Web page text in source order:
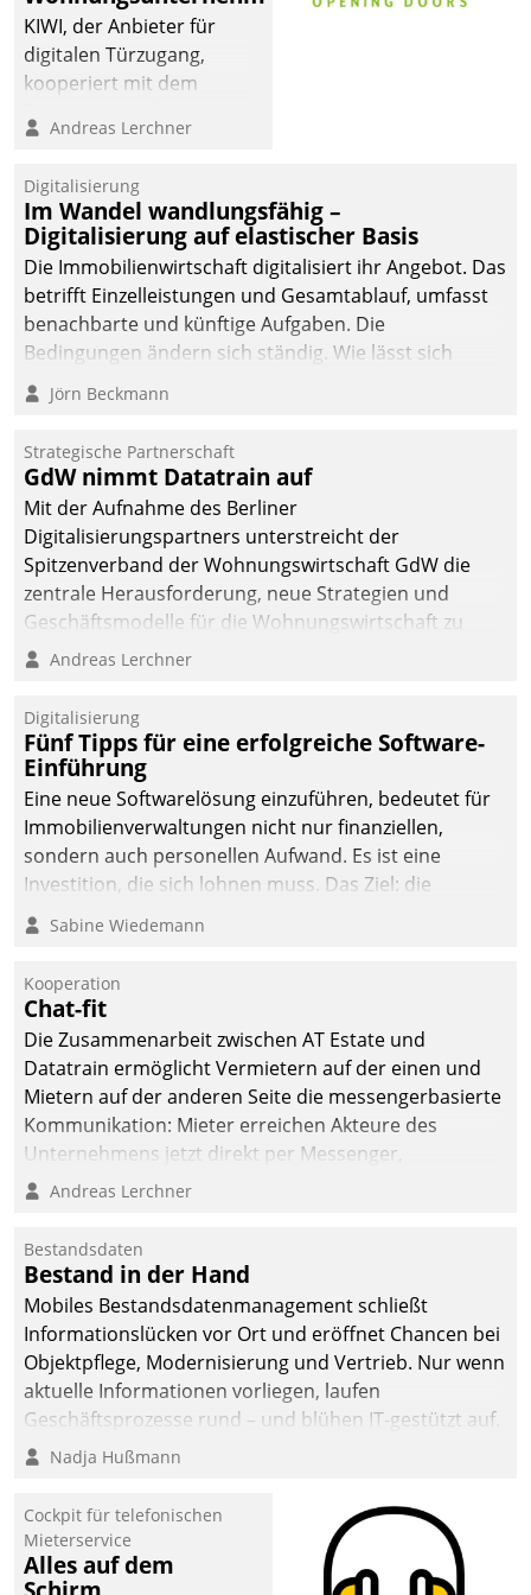
KIWI, der Anbieter für
digitalen Türzugang,
kooperiert mit dem
Softwareentwicklungshaus
Andreas Lerchner
Digitalisierung
Im Wandel wandlungsfähig –
Digitalisierung auf elastischer Basis
Die Immobilienwirtschaft digitalisiert ihr Angebot. Das
betrifft Einzelleistungen und Gesamtablauf, umfasst
benachbarte und künftige Aufgaben. Die
Bedingungen ändern sich ständig. Wie lässt sich
technisch die Kontrolle wahren und zugleich Freiraum
fürs Wachsen öffnen?
Jörn Beckmann
Strategische Partnerschaft
GdW nimmt Datatrain auf
Mit der Aufnahme des Berliner
Digitalisierungspartners unterstreicht der
Spitzenverband der Wohnungswirtschaft GdW die
zentrale Herausforderung, neue Strategien und
Geschäftsmodelle für die Wohnungswirtschaft zu
entwickeln.
Andreas Lerchner
Digitalisierung
Fünf Tipps für eine erfolgreiche Software-
Einführung
Eine neue Softwarelösung einzuführen, bedeutet für
Immobilienverwaltungen nicht nur finanziellen,
sondern auch personellen Aufwand. Es ist eine
Investition, die sich lohnen muss. Das Ziel: die
nachhaltige Optimierung der Geschäftsabläufe. Damit
dieses Ziel erreicht wird, sollten einige Grundregeln
Sabine Wiedemann
Kooperation
Chat-fit
Die Zusammenarbeit zwischen AT Estate und
Datatrain ermöglicht Vermietern auf der einen und
Mietern auf der anderen Seite die messengerbasierte
Kommunikation: Mieter erreichen Akteure des
Unternehmens jetzt direkt per Messenger,
Mitarbeiter oder Dienstleister empfangen oder
Andreas Lerchner
Bestandsdaten
Bestand in der Hand
Mobiles Bestandsdatenmanagement schließt
Informationslücken vor Ort und eröffnet Chancen bei
Objektpflege, Modernisierung und Vertrieb. Nur wenn
aktuelle Informationen vorliegen, laufen
Geschäftsprozesse rund – und blühen IT-gestützt auf.
Nadja Hußmann
Cockpit für telefonischen
Mieterservice
Alles auf dem